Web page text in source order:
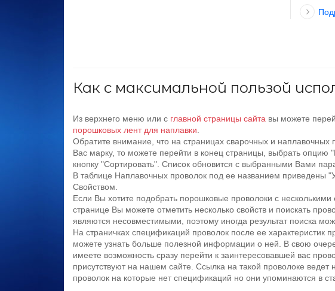
Как с максимальной пользой
Из верхнего меню или с главной страницы сайта вы можете
порошковых лент для наплавки
Обратите внимание, что на страницах сварочных и
Вас марку, то можете перейти в конец страницы, выбрать
кнопку "Сортировать". Список обновится с выбранными Вами
В таблице Наплавочных проволок под ее названием приведены
Свойством.
Если Вы хотите подобрать порошковые проволоки с
странице Вы можете отметить несколько свойств и поискать
являются несовместимыми, поэтому иногда результат поиска
На страничках спецификаций проволок после ее характеристик
можете узнать больше полезной информации о ней. В свою
имеете возможность сразу перейти к заинтересовавшей вас
присутствуют на нашем сайте. Ссылка на такой проволоке
проволок на которые нет спецификаций но они упоминаются в